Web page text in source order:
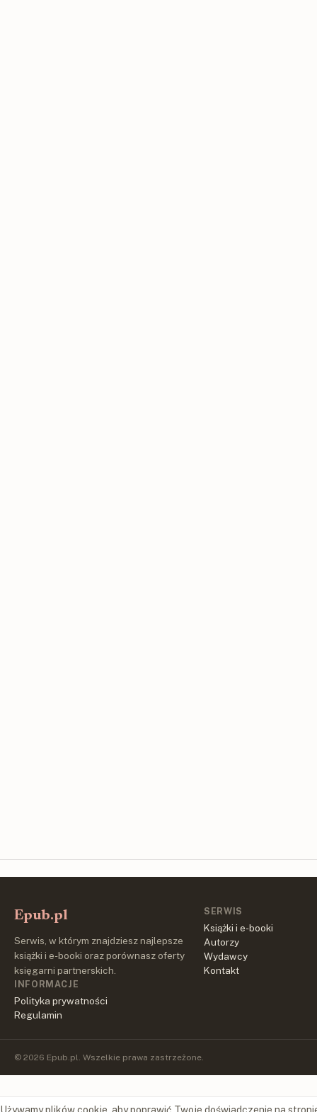
Epub.pl
Serwis, w którym znajdziesz najlepsze
książki i e-booki oraz porównasz oferty
księgarni partnerskich.
SERWIS
Książki i e-booki
Autorzy
Wydawcy
Kontakt
INFORMACJE
Polityka prywatności
Regulamin
© 2026 Epub.pl. Wszelkie prawa zastrzeżone.